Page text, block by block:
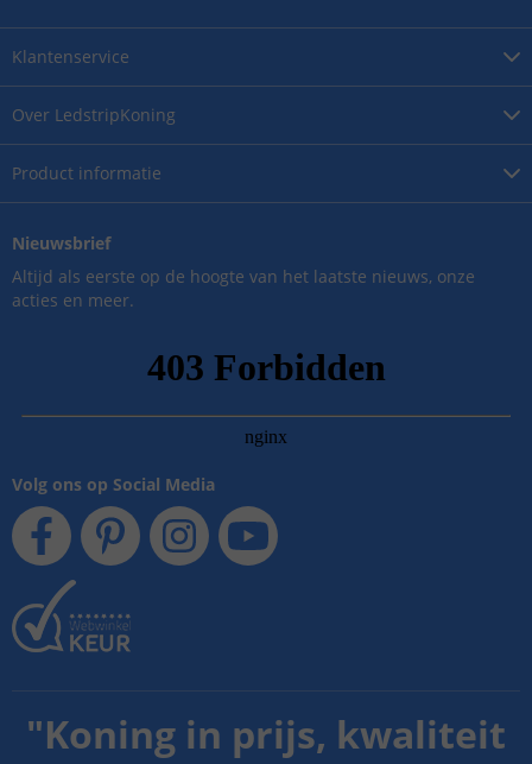
Over LedstripKoning
Product informatie
Klantenservice
Nieuwsbrief
Altijd als eerste op de hoogte van het laatste nieuws, onze
acties en meer.
Volg ons op Social Media
"Koning in prijs, kwaliteit